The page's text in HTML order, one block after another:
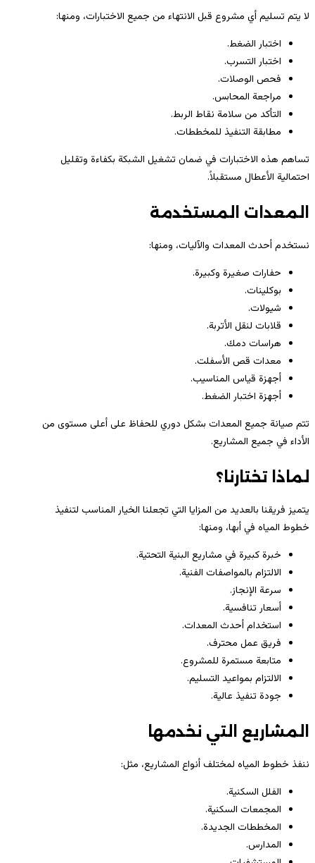
لا يتم تسليم أي مشروع قبل الانتهاء من جميع الاختبارات، ومنها:
اختبار الضغط.
اختبار التسرب.
فحص الوصلات.
مراجعة المحابس.
التأكد من سلامة نقاط الربط.
مطابقة التنفيذ للمخططات.
تساهم هذه الاختبارات في ضمان تشغيل الشبكة بكفاءة وتقليل
احتمالية الأعطال مستقبلاً.
المعدات المستخدمة
نستخدم أحدث المعدات والآليات، ومنها:
حفارات صغيرة وكبيرة.
بوكلينات.
شيولات.
قلابات لنقل الأتربة.
هراسات دمك.
معدات قص الأسفلت.
أجهزة قياس المناسيب.
أجهزة اختبار الضغط.
تتم صيانة جميع المعدات بشكل دوري للحفاظ على أعلى مستوى من
الأداء في جميع المشاريع.
لماذا تختارنا؟
يتميز فريقنا بالعديد من المزايا التي تجعلنا الخيار المناسب لتنفيذ
خطوط المياه في أبها، ومنها:
خبرة كبيرة في مشاريع البنية التحتية.
الالتزام بالمواصفات الفنية.
سرعة الإنجاز.
أسعار تنافسية.
استخدام أحدث المعدات.
فريق عمل محترف.
متابعة مستمرة للمشروع.
الالتزام بمواعيد التسليم.
جودة تنفيذ عالية.
المشاريع التي نخدمها
ننفذ خطوط المياه لمختلف أنواع المشاريع، مثل:
الفلل السكنية.
المجمعات السكنية.
المخططات الجديدة.
المدارس.